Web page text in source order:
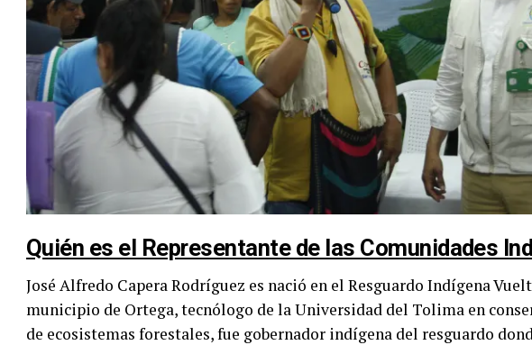
Quién es el Representante de las Comunidades
José Alfredo Capera Rodríguez es nació en el Resguardo Indígena
municipio de Ortega, tecnólogo de la Universidad del Tolima en
de ecosistemas forestales, fue gobernador indígena del resguardo